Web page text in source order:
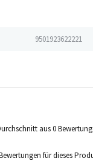
9501923622221
aus 0
für dieses